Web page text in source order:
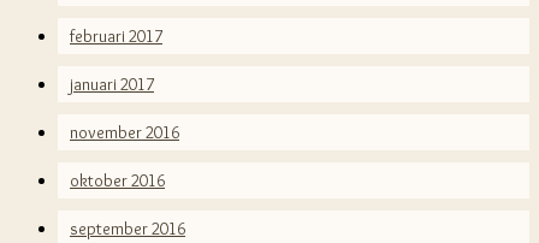
februari 2017
januari 2017
november 2016
oktober 2016
september 2016